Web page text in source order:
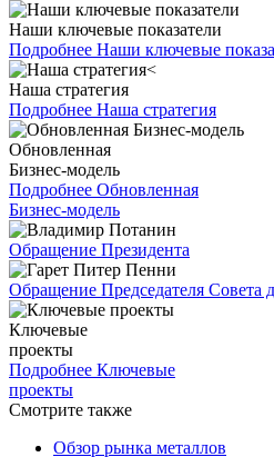
Наши ключевые показатели
Подробнее Наши ключевые
Наша стратегия
Подробнее Наша стратегия
Обновленная
Бизнес-модель
Подробнее Обновленная
Бизнес-модель
Обращение Президента
Обращение Председателя Совета
Ключевые
проекты
Подробнее Ключевые
проекты
Смотрите также
Обзор рынка металлов